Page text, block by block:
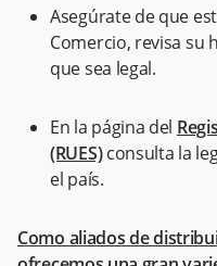
Asegúrate de que
Comercio, revisa su
que sea legal.
En la página del
(RUES)consulta la
el país.
Como aliados de